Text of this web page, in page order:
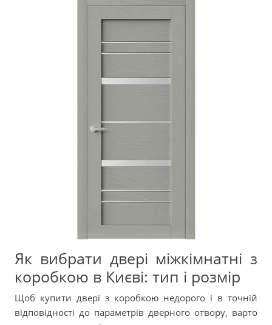
Як вибрати двері міжкімнатні з
коробкою в Києві: тип і розмір
Щоб купити двері з коробкою недорого і в точній
відповідності до параметрів дверного отвору, варто